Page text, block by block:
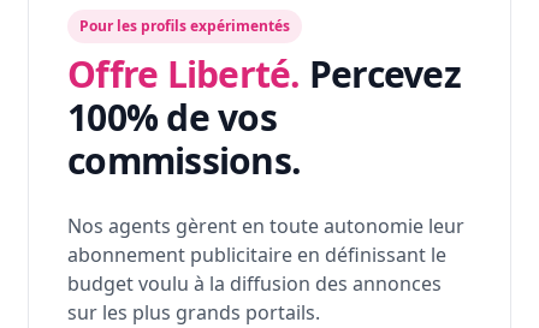
Pour les profils expérimentés
Offre Liberté. Percevez
100% de vos
commissions.
Nos agents gèrent en toute autonomie leur
abonnement publicitaire en définissant le
budget voulu à la diffusion des annonces
sur les plus grands portails.